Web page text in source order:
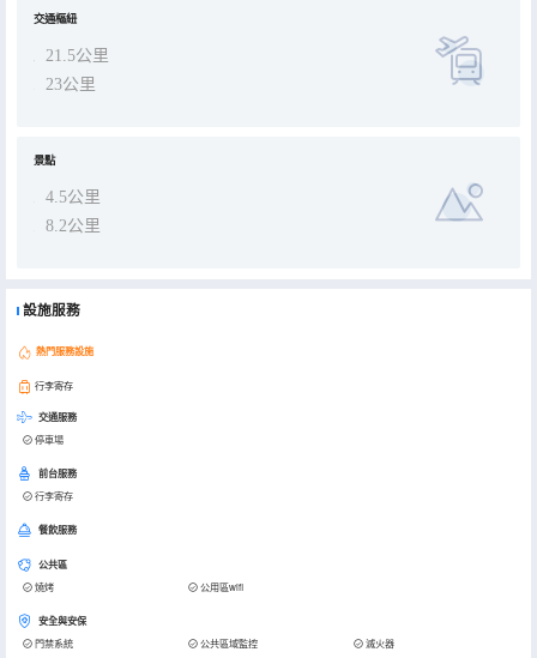
交通樞紐
21.5公里
23公里
景點
4.5公里
8.2公里
設施服務
熱門服務設施
行李寄存
交通服務
停車場
前台服務
行李寄存
餐飲服務
公共區
燒烤 公用區wifi
安全與安保
門禁系統 公共區域監控 滅火器